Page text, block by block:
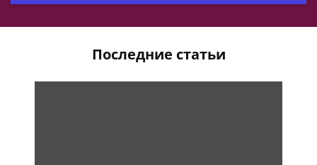
Последние статьи